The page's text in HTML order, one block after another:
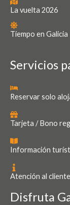
La vuelta 2026
Tiempo en Galicia
Servicios
Reservar solo
Tarjeta / Bono
Información
Atención al cliente
Disfruta